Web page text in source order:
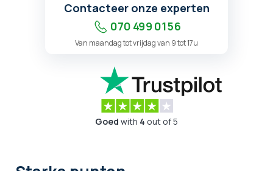
Contacteer onze experten
070 499 01 56
Van maandag tot vrijdag van 9 tot 17u
Goed with 4 out of 5